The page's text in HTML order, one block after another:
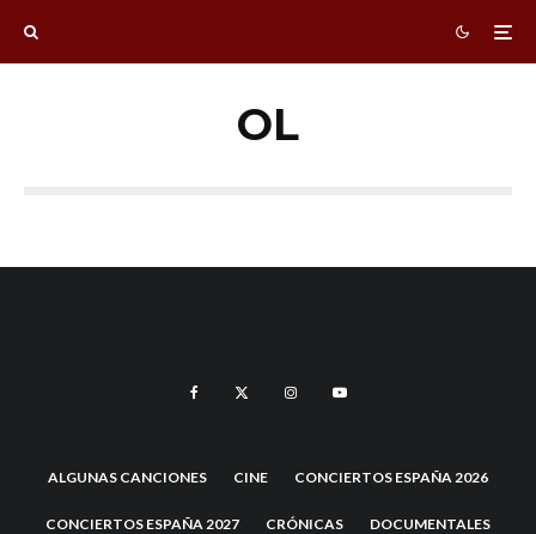
OL
ALGUNAS CANCIONES CINE CONCIERTOS ESPAÑA 2026
CONCIERTOS ESPAÑA 2027 CRÓNICAS DOCUMENTALES